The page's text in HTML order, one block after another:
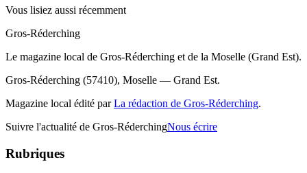
Vous lisiez aussi récemment
Gros-Réderching
Le magazine local de Gros-Réderching et de la Moselle (Grand Est).
Gros-Réderching (57410), Moselle — Grand Est.
Magazine local édité parLa rédaction de Gros-Réderching.
Suivre l'actualité de Gros-RéderchingNous écrire
Rubriques